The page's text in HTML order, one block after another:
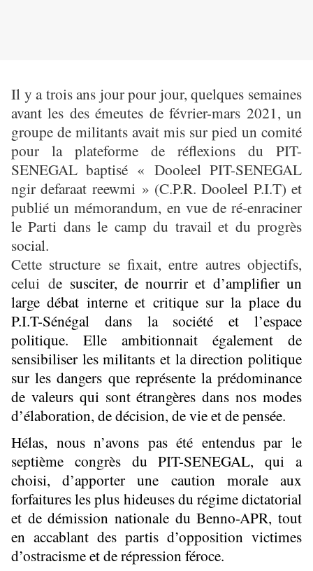
Il y a trois ans jour pour jour, quelques semaines
avant les des émeutes de février-mars 2021, un
groupe de militants avait mis sur pied un comité
pour la plateforme de réflexions du PIT-
SENEGAL baptisé « Dooleel PIT-SENEGAL
ngir defaraat reewmi » (C.P.R. Dooleel P.I.T) et
publié un mémorandum, en vue de ré-enraciner
le Parti dans le camp du travail et du progrès
social.
Cette structure se fixait, entre autres objectifs,
celui de susciter, de nourrir et d’amplifier un
large débat interne et critique sur la place du
P.I.T-Sénégal dans la société et l’espace
politique. Elle ambitionnait également de
sensibiliser les militants et la direction politique
sur les dangers que représente la prédominance
de valeurs qui sont étrangères dans nos modes
d’élaboration, de décision, de vie et de pensée.
Hélas, nous n’avons pas été entendus par le
septième congrès du PIT-SENEGAL, qui a
choisi, d’apporter une caution morale aux
forfaitures les plus hideuses du régime dictatorial
et de démission nationale du Benno-APR, tout
en accablant des partis d’opposition victimes
d’ostracisme et de répression féroce.